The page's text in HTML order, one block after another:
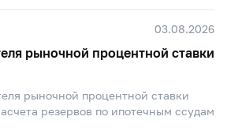
03.08.2026
рыночной процентной ставки
рыночной процентной ставки
резервов по ипотечным ссудам